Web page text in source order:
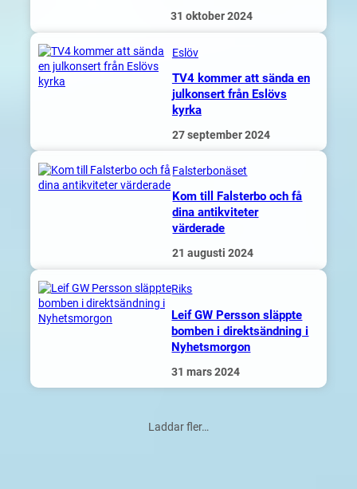
31 oktober 2024
Eslöv
TV4 kommer att sända en
julkonsert från Eslövs
kyrka
27 september 2024
Falsterbonäset
Kom till Falsterbo och få
dina antikviteter
värderade
21 augusti 2024
Riks
Leif GW Persson släppte
bomben i direktsändning i
Nyhetsmorgon
31 mars 2024
Laddar fler…